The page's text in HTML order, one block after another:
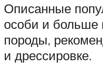
Описанные
особи и больше
породы,
и дрессировке.